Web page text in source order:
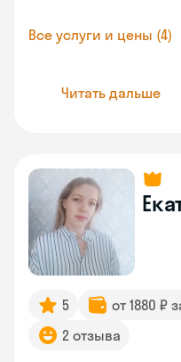
Все услуги и цены (4)
Читать дальше
5 от 1880 ₽
2 отзыва